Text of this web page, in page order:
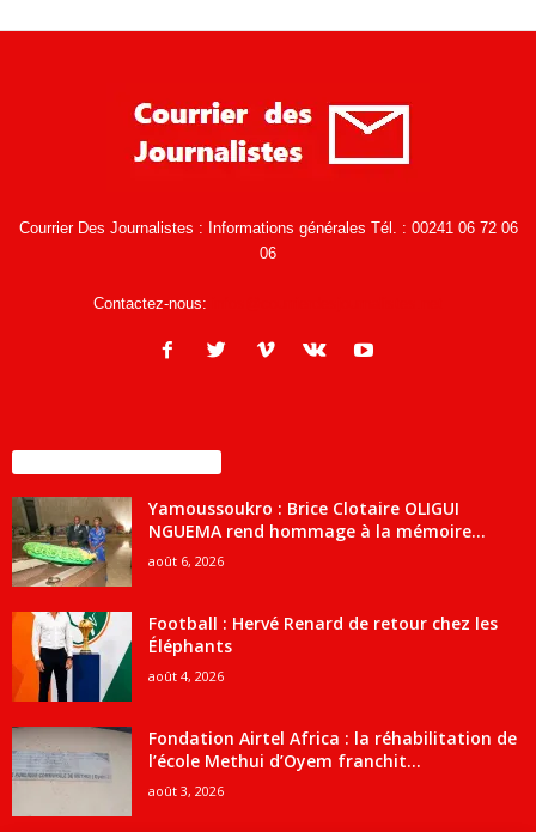
Courrier Des Journalistes : Informations générales Tél. : 00241 06 72 06
06
Contactez-nous:
Yamoussoukro : Brice Clotaire OLIGUI
NGUEMA rend hommage à la mémoire...
août 6, 2026
Football : Hervé Renard de retour chez les
Éléphants
août 4, 2026
Fondation Airtel Africa : la réhabilitation de
l’école Methui d’Oyem franchit...
août 3, 2026